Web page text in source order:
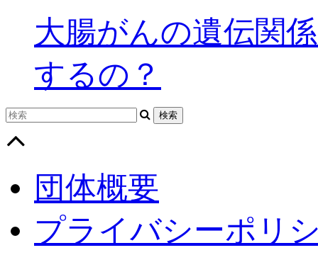
大腸がんの遺伝関
するの？
団体概要
プライバシーポリ